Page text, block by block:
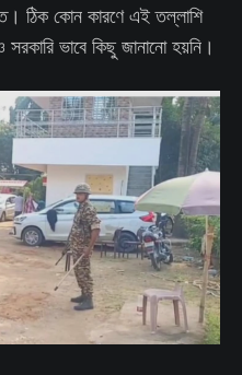
ঠিক কোন কারণে এই তল্লাশি
ভাবে কিছু জানানো হয়নি।